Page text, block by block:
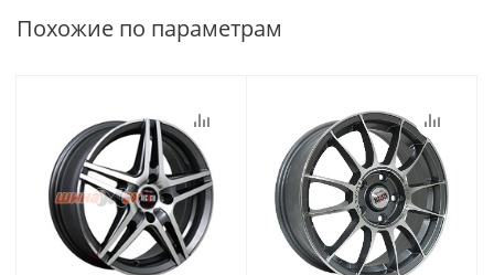
Похожие по параметрам